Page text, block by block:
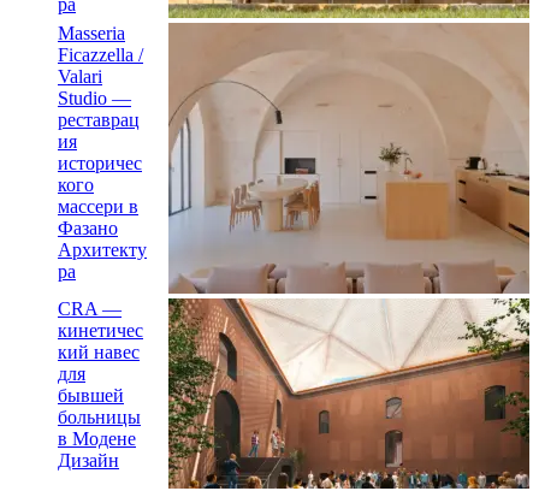
Masseria
Ficazzella /
Valari
Studio —
реставрац
ия
историчес
кого
массери в
Фазано
Архитекту
ра
CRA —
кинетичес
кий навес
для
бывшей
больницы
в Модене
Дизайн